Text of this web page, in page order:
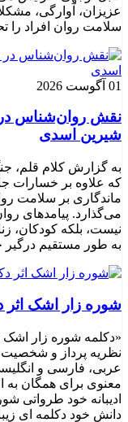
عزیزان، آوارگی،
سلامت روان افراد را
01 آگوست 2026
نقش روان‌شناس
شیرین اسدی
به گزارش کلام قلم،
که علاوه بر خسارات
ماندگاری بر سلامت
می‌گذارد. پیامدهای
نیست، بلکه کودکان،
به طور مستقیم درگیر
شوره زار اشک
«دکلمه شوره زار اشک
عربی، فارسی و
معنوی برای همگان به
ادیبانه خود طرواتی
دانش خود دکلمه ای